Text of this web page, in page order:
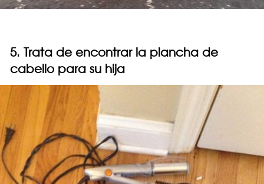
5. Trata de encontrar la plancha de
cabello para su hija